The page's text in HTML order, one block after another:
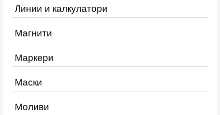
Линии и калкулатори
Магнити
Маркери
Маски
Моливи